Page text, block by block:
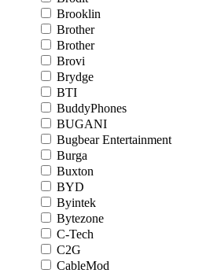
Brooklin
Brother
Brother
Brovi
Brydge
BTI
BuddyPhones
BUGANI
Bugbear Entertainment
Burga
Buxton
BYD
Byintek
Bytezone
C-Tech
C2G
CableMod